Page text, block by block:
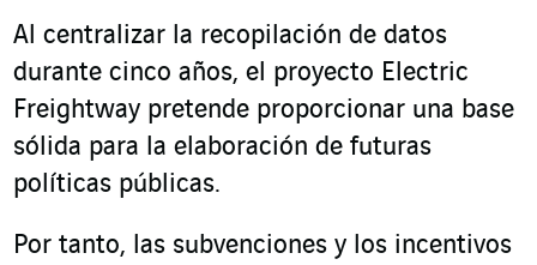
Al centralizar la recopilación de datos
durante cinco años, el proyecto Electric
Freightway pretende proporcionar una base
sólida para la elaboración de futuras
políticas públicas.
Por tanto, las subvenciones y los incentivos